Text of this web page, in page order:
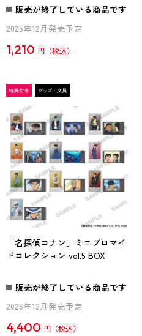
販売が終了している商品です
2025年12月発売予定
1,210 円
「名探偵コナン」ミニブロマイ
ドコレクション vol.5 BOX
販売が終了している商品です
2025年12月発売予定
4,400 円